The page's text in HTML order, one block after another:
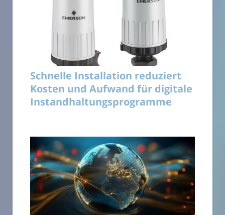
Schnelle Installation reduziert
Kosten und Aufwand für digitale
Instandhaltungsprogramme